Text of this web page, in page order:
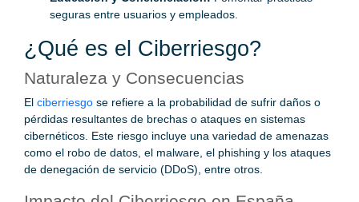
seguras entre usuarios y empleados.
¿Qué es el Ciberriesgo?
Naturaleza y Consecuencias
El ciberriesgo se refiere a la probabilidad de sufrir daños o
pérdidas resultantes de brechas o ataques en sistemas
cibernéticos. Este riesgo incluye una variedad de amenazas
como el robo de datos, el malware, el phishing y los ataques
de denegación de servicio (DDoS), entre otros.